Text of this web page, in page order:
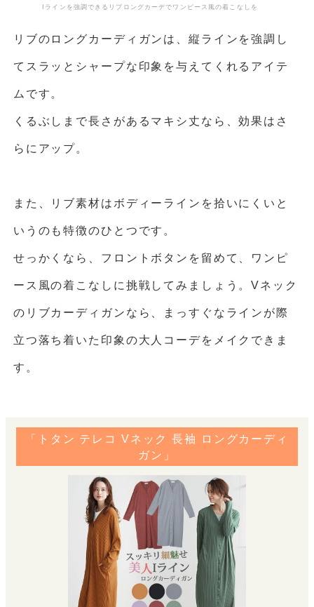
Iラインを強調できるリブロングカーデでワンピース風の着こなしを
リブのロングカーディガンは、縦ラインを強調し
てスラッとシャープな印象を与えてくれるアイテ
ムです。
くるぶしまで長さがあるマキシ丈なら、効果はさ
らにアップ。
また、リブ素材はボディーラインを拾いにくいと
いうのも特徴のひとつです。
せっかくなら、フロントボタンを留めて、ワンピ
ース風の着こなしに挑戦してみましょう。Vネック
のリブカーディガンなら、まっすぐなラインが際
立つ落ち着いた印象の大人コーデをメイクできま
す。
「トタン テレコ Vネック 長袖 ロングカーディ
ガン」